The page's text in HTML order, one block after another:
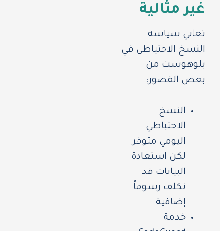
غير مثالية
تعاني سياسة
النسخ الاحتياطي في
بلوهوست من
بعض القصور:
النسخ
الاحتياطي
اليومي متوفر
لكن استعادة
البيانات قد
تكلف رسوماً
إضافية
خدمة